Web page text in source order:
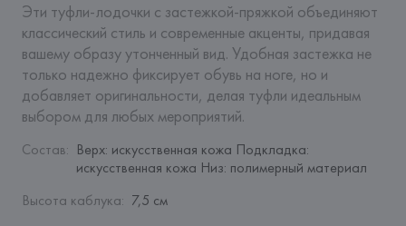
Эти туфли-лодочки с застежкой-пряжкой объединяют
классический стиль и современные акценты, придавая
вашему образу утонченный вид. Удобная застежка не
только надежно фиксирует обувь на ноге, но и
добавляет оригинальности, делая туфли идеальным
выбором для любых мероприятий.
Состав: Верх: искусственная кожа Подкладка:
искусственная кожа Низ: полимерный материал
Высота каблука: 7,5 см